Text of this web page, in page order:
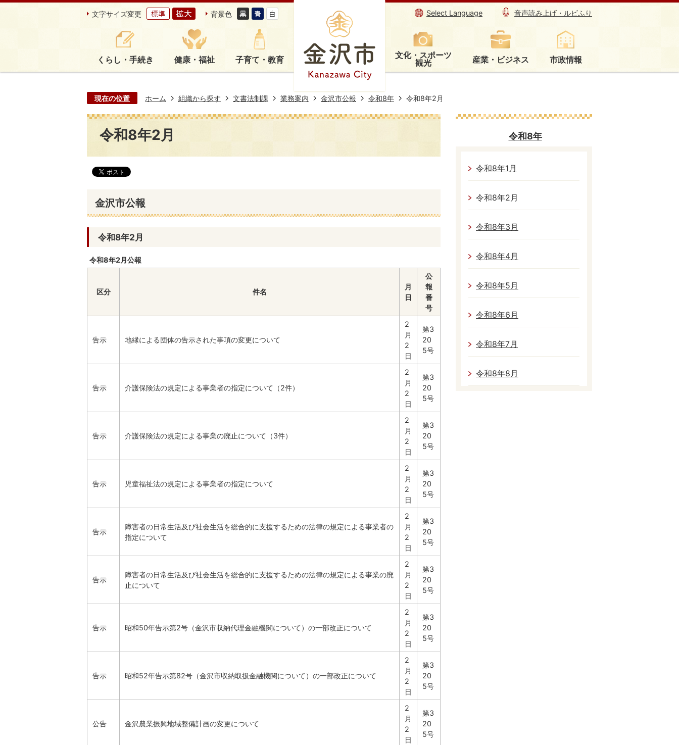
文字サイズ変更 背景色 Select Language 音声読み上げ・ルビふり
くらし・手続き 健康・福祉 子育て・教育 文化・スポーツ
観光 産業・ビジネス 市政情報
現在の位置 ホーム 組織から探す 文書法制課 業務案内 金沢市公報 令和8年 令和8年2月
令和8年2月
金沢市公報
令和8年2月
令和8年2月公報
区分 件名
月
日
公
報
番
号
告示 地縁による団体の告示された事項の変更について
2
月
2
日
第3
20
5号
告示 介護保険法の規定による事業者の指定について（2件）
2
月
2
日
第3
20
5号
告示 介護保険法の規定による事業の廃止について（3件）
2
月
2
日
第3
20
5号
告示 児童福祉法の規定による事業者の指定について
2
月
2
日
第3
20
5号
告示
障害者の日常生活及び社会生活を総合的に支援するための法律の規定による事業者の
指定について
2
月
2
日
第3
20
5号
告示
障害者の日常生活及び社会生活を総合的に支援するための法律の規定による事業の廃
止について
2
月
2
日
第3
20
5号
告示 昭和50年告示第2号（金沢市収納代理金融機関について）の一部改正について
2
月
2
日
第3
20
5号
告示 昭和52年告示第82号（金沢市収納取扱金融機関について）の一部改正について
2
月
2
日
第3
20
5号
公告 金沢農業振興地域整備計画の変更について
2
月
2
日
第3
20
5号
令和8年
令和8年1月
令和8年2月
令和8年3月
令和8年4月
令和8年5月
令和8年6月
令和8年7月
令和8年8月